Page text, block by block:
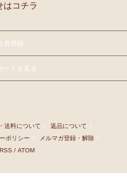
新作登場！
技×アフリカの色』
！～ザンジバル金職人のハ
もいいけど、色も素敵！
を重ねづけを楽しみます！
ドへのご感想
す。
送料無料■カフェアフリ
コチラ
員登録
カートを見る
送料について / 返品について
/
ポリシー / メルマガ登録・解除 /
RSS / ATOM